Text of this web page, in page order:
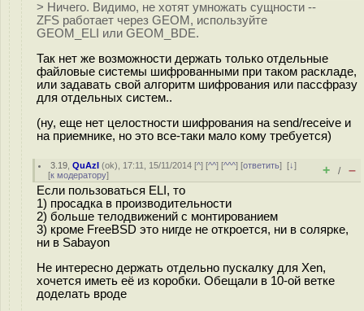
> Ничего. Видимо, не хотят умножать сущности --
ZFS работает через GEOM, используйте
GEOM_ELI или GEOM_BDE.
Так нет же возможности держать только отдельные
файловые системы шифрованными при таком раскладе,
или задавать свой алгоритм шифрования или пассфразу
для отдельных систем..
(ну, еще нет целостности шифрования на send/receive и
на приемнике, но это все-таки мало кому требуется)
3.19 ,QuAzI (ok), 17:11, 15/11/2014 [^] [^^] [^^^] [ответить][↓]
[к модератору] + / –
Если пользоваться ELI, то
1) просадка в производительности
2) больше телодвижений с монтированием
3) кроме FreeBSD это нигде не откроется, ни в солярке,
ни в Sabayon
Не интересно держать отдельно пускалку для Xen,
хочется иметь её из коробки. Обещали в 10-ой ветке
доделать вроде